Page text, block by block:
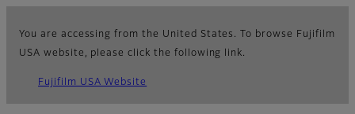
You are accessing from the United States. To browse Fujifilm
USA website, please click the following link.
Fujifilm USA Website